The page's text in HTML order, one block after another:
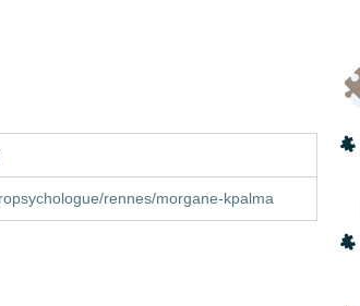
rennes/morgane-kpalma